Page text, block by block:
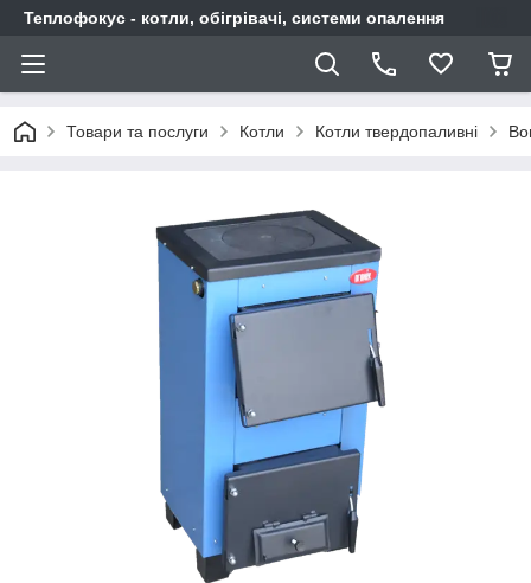
Теплофокус - котли, обігрівачі, системи опалення
Товари та послуги Котли Котли твердопаливні